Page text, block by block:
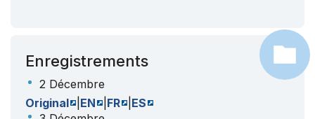
Enregistrements
2 Décembre
Original
EN FR
ES